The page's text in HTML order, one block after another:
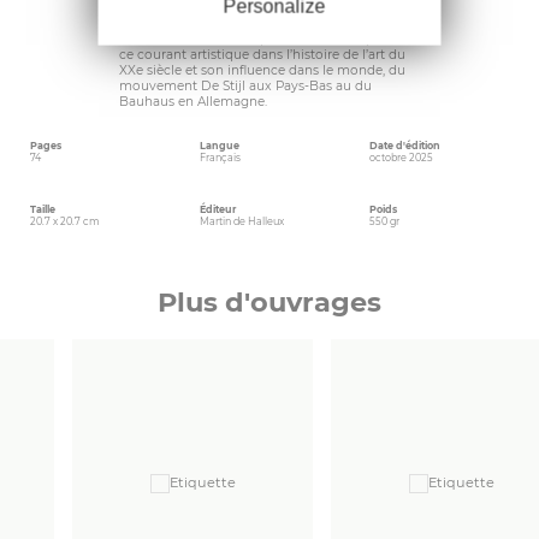
ce courant artistique dans l’histoire de l’art du
XXe siècle et son influence dans le monde, du
mouvement De Stijl aux Pays-Bas au du
Bauhaus en Allemagne.
Pages
74
Langue
Français
Date d'édition
octobre 2025
Taille
20.7 x 20.7 cm
Éditeur
Martin de Halleux
Poids
550 gr
Plus d'ouvrages
Personalize